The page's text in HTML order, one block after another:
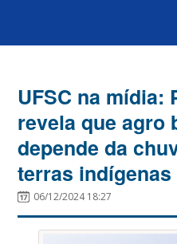
UFSC na mídia:
revela que agro
depende da
terras indígenas
06/12/2024 18:27